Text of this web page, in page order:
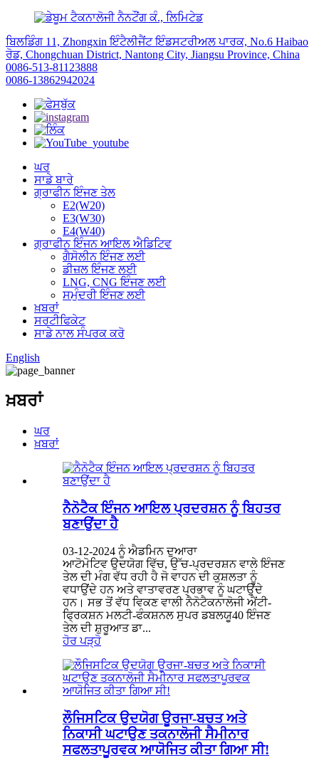
ਬਿਲਡਿੰਗ 11, Zhongxin ਇੰਟੈਲੀਜੈਂਟ ਇੰਡਸਟਰੀਅਲ ਪਾਰਕ, ​​No.6 Haibao
ਰੋਡ, Chongchuan District, Nantong City, Jiangsu Province, China
0086-513-81123888
0086-13862942024
ਘਰ
ਸਾਡੇ ਬਾਰੇ
ਗ੍ਰਾਫੀਨ ਇੰਜਣ ਤੇਲ
E2(W20)
E3(W30)
E4(W40)
ਗ੍ਰਾਫੀਨ ਇੰਜਨ ਆਇਲ ਐਡਿਟਿਵ
ਗੈਸੋਲੀਨ ਇੰਜਣ ਲਈ
ਡੀਜ਼ਲ ਇੰਜਣ ਲਈ
LNG, CNG ਇੰਜਣ ਲਈ
ਸਮੁੰਦਰੀ ਇੰਜਣ ਲਈ
ਖ਼ਬਰਾਂ
ਸਰਟੀਫਿਕੇਟ
ਸਾਡੇ ਨਾਲ ਸੰਪਰਕ ਕਰੋ
English
ਖ਼ਬਰਾਂ
ਘਰ
ਖ਼ਬਰਾਂ
ਨੈਨੋਟੈਕ ਇੰਜਨ ਆਇਲ ਪ੍ਰਦਰਸ਼ਨ ਨੂੰ ਬਿਹਤਰ
ਬਣਾਉਂਦਾ ਹੈ
03-12-2024 ਨੂੰ ਐਡਮਿਨ ਦੁਆਰਾ
ਆਟੋਮੋਟਿਵ ਉਦਯੋਗ ਵਿੱਚ, ਉੱਚ-ਪ੍ਰਦਰਸ਼ਨ ਵਾਲੇ ਇੰਜਣ
ਤੇਲ ਦੀ ਮੰਗ ਵੱਧ ਰਹੀ ਹੈ ਜੋ ਵਾਹਨ ਦੀ ਕੁਸ਼ਲਤਾ ਨੂੰ
ਵਧਾਉਂਦੇ ਹਨ ਅਤੇ ਵਾਤਾਵਰਣ ਪ੍ਰਭਾਵ ਨੂੰ ਘਟਾਉਂਦੇ
ਹਨ। ਸਭ ਤੋਂ ਵੱਧ ਵਿਕਣ ਵਾਲੀ ਨੈਨੋਟੈਕਨਾਲੋਜੀ ਐਂਟੀ-
ਫ੍ਰਿਕਸ਼ਨ ਮਲਟੀ-ਫੰਕਸ਼ਨਲ ਸੁਪਰ ਡਬਲਯੂ40 ਇੰਜਣ
ਤੇਲ ਦੀ ਸ਼ੁਰੂਆਤ ਡਾ...
ਹੋਰ ਪੜ੍ਹੋ
ਲੌਜਿਸਟਿਕ ਉਦਯੋਗ ਊਰਜਾ-ਬਚਤ ਅਤੇ
ਨਿਕਾਸੀ ਘਟਾਉਣ ਤਕਨਾਲੋਜੀ ਸੈਮੀਨਾਰ
ਸਫਲਤਾਪੂਰਵਕ ਆਯੋਜਿਤ ਕੀਤਾ ਗਿਆ ਸੀ!